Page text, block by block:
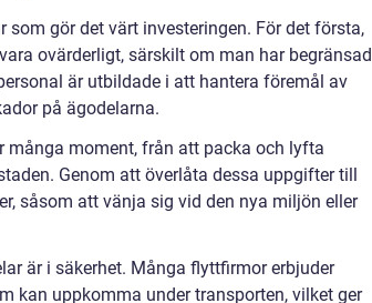
gör det värt investeringen. För det första,
ovärderligt, särskilt om man har begränsad
är utbildade i att hantera föremål av
på ägodelarna.
många moment, från att packa och lyfta
Genom att överlåta dessa uppgifter till
såsom att vänja sig vid den nya miljön eller
är i säkerhet. Många flyttfirmor erbjuder
kan uppkomma under transporten, vilket ger